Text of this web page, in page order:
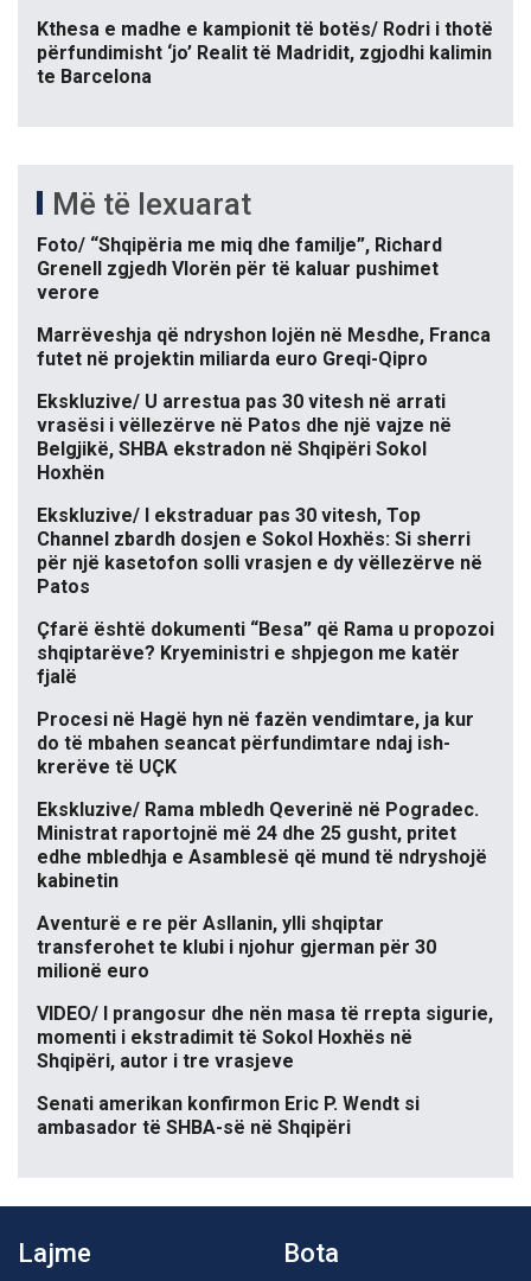
Kthesa e madhe e kampionit të botës/ Rodri i thotë
përfundimisht ‘jo’ Realit të Madridit, zgjodhi kalimin
te Barcelona
Më të lexuarat
Foto/ “Shqipëria me miq dhe familje”, Richard
Grenell zgjedh Vlorën për të kaluar pushimet
verore
Marrëveshja që ndryshon lojën në Mesdhe, Franca
futet në projektin miliarda euro Greqi-Qipro
Ekskluzive/ U arrestua pas 30 vitesh në arrati
vrasësi i vëllezërve në Patos dhe një vajze në
Belgjikë, SHBA ekstradon në Shqipëri Sokol
Hoxhën
Ekskluzive/ I ekstraduar pas 30 vitesh, Top
Channel zbardh dosjen e Sokol Hoxhës: Si sherri
për një kasetofon solli vrasjen e dy vëllezërve në
Patos
Çfarë është dokumenti “Besa” që Rama u propozoi
shqiptarëve? Kryeministri e shpjegon me katër
fjalë
Procesi në Hagë hyn në fazën vendimtare, ja kur
do të mbahen seancat përfundimtare ndaj ish-
krerëve të UÇK
Ekskluzive/ Rama mbledh Qeverinë në Pogradec.
Ministrat raportojnë më 24 dhe 25 gusht, pritet
edhe mbledhja e Asamblesë që mund të ndryshojë
kabinetin
Aventurë e re për Asllanin, ylli shqiptar
transferohet te klubi i njohur gjerman për 30
milionë euro
VIDEO/ I prangosur dhe nën masa të rrepta sigurie,
momenti i ekstradimit të Sokol Hoxhës në
Shqipëri, autor i tre vrasjeve
Senati amerikan konfirmon Eric P. Wendt si
ambasador të SHBA-së në Shqipëri
Lajme Bota